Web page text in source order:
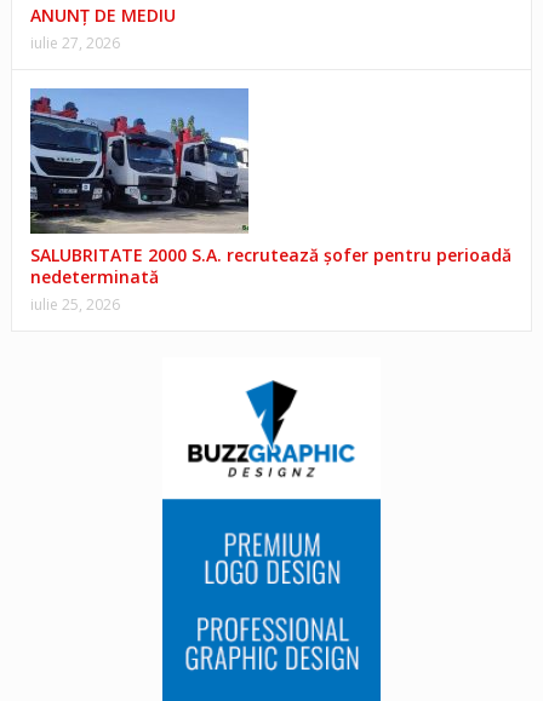
ANUNŢ DE MEDIU
iulie 27, 2026
SALUBRITATE 2000 S.A. recrutează șofer pentru perioadă
nedeterminată
iulie 25, 2026